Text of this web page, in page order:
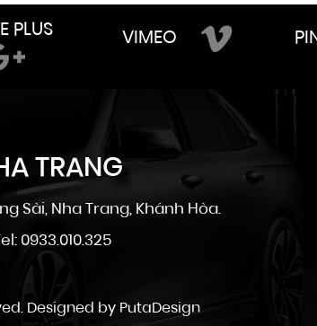
PLUS VIMEO
TRANG
Sài, Nha Trang, Khánh Hòa.
0933.010.325
Designed by PutaDesign